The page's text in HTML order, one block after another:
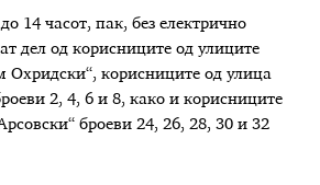
14 часот, пак, без електрично
дел од корисниците од улиците
Охридски“, корисниците од улица
2, 4, 6 и 8, како и корисниците
броеви 24, 26, 28, 30 и 32